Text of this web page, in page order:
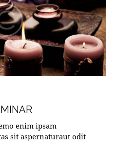
enim ipsam
sit aspernaturaut odit